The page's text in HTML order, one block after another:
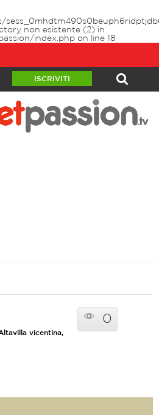
non esistente (2) in
index.php on line 18
ISCRIVITI
vicentina,
0